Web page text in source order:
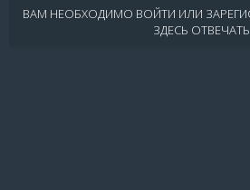
ВАМ НЕОБХОДИМО ВОЙТИ ИЛИ
ЗДЕСЬ